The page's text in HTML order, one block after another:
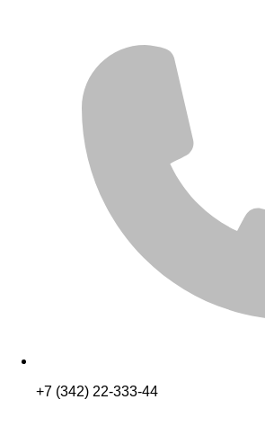
+7 (342) 22-333-44